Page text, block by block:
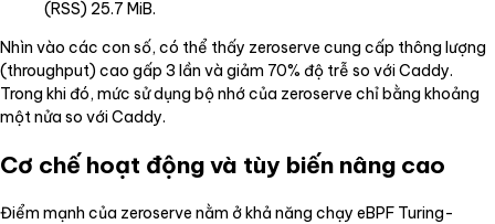
(RSS) 25.7 MiB.
Nhìn vào các con số, có thể thấy zeroserve cung cấp thông lượng
(throughput) cao gấp 3 lần và giảm 70% độ trễ so với Caddy.
Trong khi đó, mức sử dụng bộ nhớ của zeroserve chỉ bằng khoảng
một nửa so với Caddy.
Cơ chế hoạt động và tùy biến nâng cao
Điểm mạnh của zeroserve nằm ở khả năng chạy eBPF Turing-